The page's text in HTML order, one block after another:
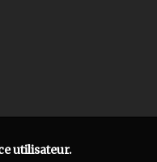
utilisateur.